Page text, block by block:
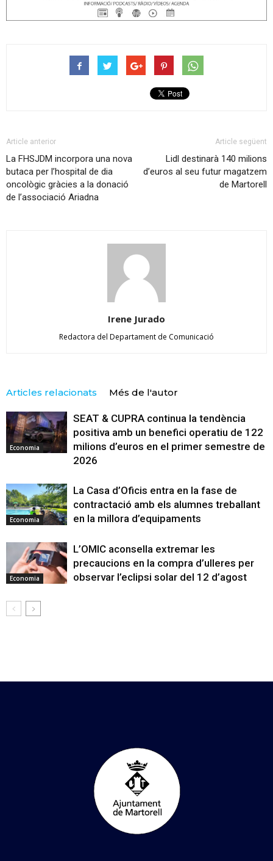
Article anterior
La FHSJDM incorpora una nova
butaca per l’hospital de dia
oncològic gràcies a la donació
de l’associació Ariadna
Article següent
Lidl destinarà 140 milions
d’euros al seu futur magatzem
de Martorell
Irene Jurado
Redactora del Departament de Comunicació
Articles relacionats Més de l'autor
Economia
SEAT & CUPRA continua la tendència
positiva amb un benefici operatiu de 122
milions d’euros en el primer semestre de
2026
Economia
La Casa d’Oficis entra en la fase de
contractació amb els alumnes treballant
en la millora d’equipaments
Economia
L’OMIC aconsella extremar les
precaucions en la compra d’ulleres per
observar l’eclipsi solar del 12 d’agost